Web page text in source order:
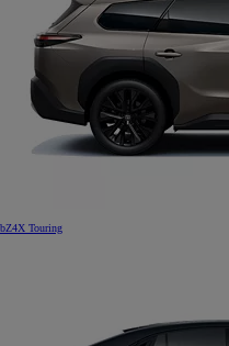
bZ4X Touring